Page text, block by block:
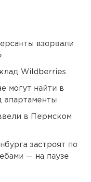
взорвали
Wildberries
могут найти в
апартаменты
в Пермском
застроят по
— на паузе